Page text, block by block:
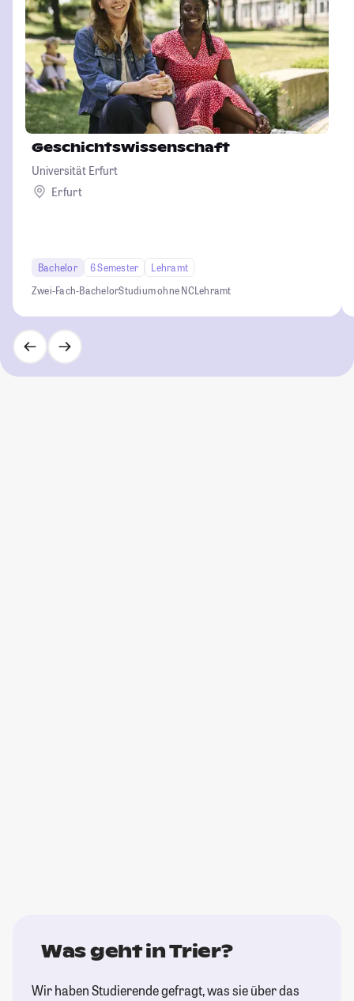
Geschichtswissenschaft
Universität Erfurt
Erfurt
Bachelor 6 Semester
Lehramt
Zwei-Fach-BachelorStudium ohne NCLehramt
Was geht in Trier?
Wir haben Studierende gefragt, was sie über das